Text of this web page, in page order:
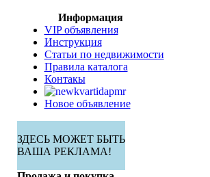
Информация
VIP объявления
Инструкция
Статьи по недвижимости
Правила каталога
Контакы
Новое объявление
ЗДЕСЬ МОЖЕТ БЫТЬ
ВАША РЕКЛАМА!